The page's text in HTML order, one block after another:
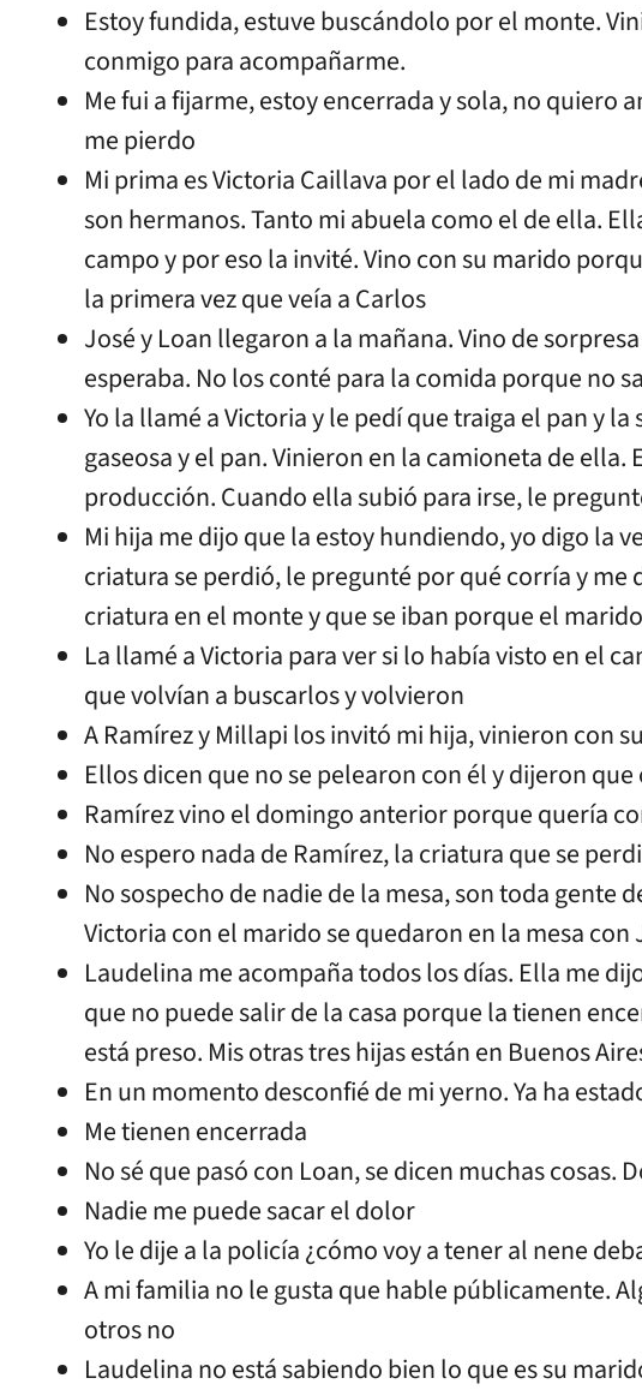
Estoy fundida, estuve buscándolo por el monte.
conmigo para acompañarme.
Me fui a fijarme, estoy encerrada y sola, no quiero
me pierdo
Mi prima es Victoria Caillava por el lado de mi
son hermanos. Tanto mi abuela como el de ella.
campo y por eso la invité. Vino con su marido
la primera vez que veía a Carlos
José y Loan llegaron a la mañana. Vino de
esperaba. No los conté para la comida porque no
Yo la llamé a Victoria y le pedí que traiga el pan y
gaseosa y el pan. Vinieron en la camioneta de ella.
producción. Cuando ella subió para irse, le
Mi hija me dijo que la estoy hundiendo, yo digo la
criatura se perdió, le pregunté por qué corría y me
criatura en el monte y que se iban porque el
La llamé a Victoria para ver si lo había visto en el
que volvían a buscarlos y volvieron
A Ramírez y Millapi los invitó mi hija, vinieron con
Ellos dicen que no se pelearon con él y dijeron
Ramírez vino el domingo anterior porque quería
No espero nada de Ramírez, la criatura que se
No sospecho de nadie de la mesa, son toda gente
Victoria con el marido se quedaron en la mesa con
Laudelina me acompaña todos los días. Ella me
que no puede salir de la casa porque la tienen
está preso. Mis otras tres hijas están en Buenos
En un momento desconfié de mi yerno. Ya ha
Me tienen encerrada
No sé que pasó con Loan, se dicen muchas cosas.
Nadie me puede sacar el dolor
Yo le dije a la policía ¿cómo voy a tener al nene
A mi familia no le gusta que hable públicamente.
otros no
Laudelina no está sabiendo bien lo que es su